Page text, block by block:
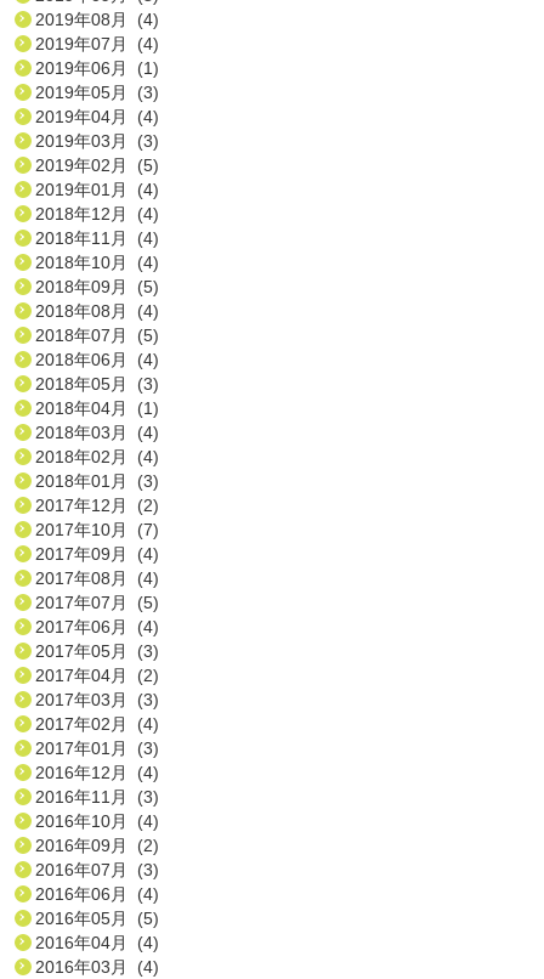
2019年08月 (4)
2019年07月 (4)
2019年06月 (1)
2019年05月 (3)
2019年04月 (4)
2019年03月 (3)
2019年02月 (5)
2019年01月 (4)
2018年12月 (4)
2018年11月 (4)
2018年10月 (4)
2018年09月 (5)
2018年08月 (4)
2018年07月 (5)
2018年06月 (4)
2018年05月 (3)
2018年04月 (1)
2018年03月 (4)
2018年02月 (4)
2018年01月 (3)
2017年12月 (2)
2017年10月 (7)
2017年09月 (4)
2017年08月 (4)
2017年07月 (5)
2017年06月 (4)
2017年05月 (3)
2017年04月 (2)
2017年03月 (3)
2017年02月 (4)
2017年01月 (3)
2016年12月 (4)
2016年11月 (3)
2016年10月 (4)
2016年09月 (2)
2016年07月 (3)
2016年06月 (4)
2016年05月 (5)
2016年04月 (4)
2016年03月 (4)